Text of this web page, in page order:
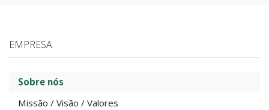
EMPRESA
Sobre nós
Missão / Visão / Valores